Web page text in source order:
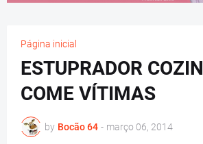
Página inicial
ESTUPRADOR
COME VÍTIMAS
by Bocão 64 - março 06, 2014